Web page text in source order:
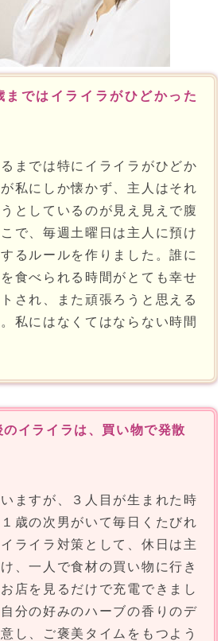
まではイライラがひどかった
までは特にイライラがひどか
私にしか懐かず、主人はそれ
としているのが見え見えで腹
で、毎週土曜日は主人に預け
るルールを作りました。誰に
食べられる時間がとても幸せ
され、また頑張ろうと思える
私にはなくてはならない時間
のイライラは、買い物で発散
ますが、３人目が生まれた時
歳の次男がいて毎日くたびれ
ライラ対策として、休日は主
、一人で食材の買い物に行き
店を見るだけで充電できまし
分の好みのハーブの香りのデ
し、ご褒美タイムをもつよう